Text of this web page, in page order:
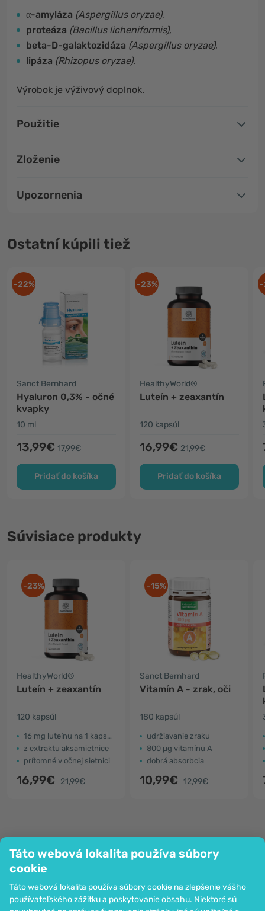
Táto webová lokalita používa súbory
cookie
Táto webová lokalita používa súbory cookie na zlepšenie vášho
používateľského zážitku a poskytovanie obsahu. Niektoré sú
α-amyláza (Aspergillus oryzae),
proteáza (Bacillus licheniformis),
beta-D-galaktozidáza (Aspergillus oryzae),
lipáza (Rhizopus oryzae).
Výrobok je výživový doplnok.
Použitie
Zloženie
Upozornenia
Ostatní kúpili tiež
-22%
Sanct Bernhard
Hyaluron 0,3% - očné
kvapky
10 ml
13,99€ 17,99€
Pridať do košíka
-23%
HealthyWorld®
Luteín + zeaxantín
120 kapsúl
16,99€ 21,99€
Pridať do košíka
-
Súvisiace produkty
-23%
HealthyWorld®
Luteín + zeaxantín
120 kapsúl
16 mg luteínu na 1 kapsulu
z extraktu aksamietnice
prítomné v očnej sietnici
16,99€ 21,99€
-15%
Sanct Bernhard
Vitamín A - zrak, oči
180 kapsúl
udržiavanie zraku
800 µg vitamínu A
dobrá absorbcia
10,99€ 12,99€
Spoločnosť
Informácie
Pripoj sa k nám
Pomoc a objednávky